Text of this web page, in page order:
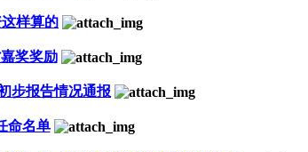
样算的
奖奖励
步报告情况通报
命名单